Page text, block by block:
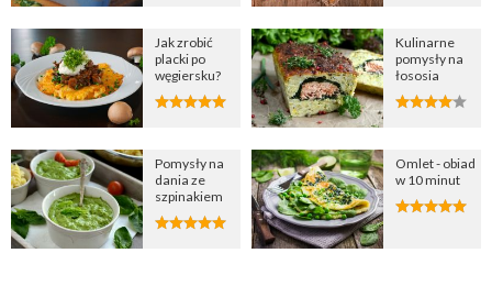
Jak zrobić
placki po
węgiersku?
Pomysły na
dania ze
szpinakiem
Kulinarne
pomysły na
łososia
Omlet - obiad
w 10 minut